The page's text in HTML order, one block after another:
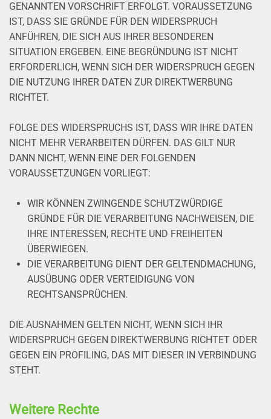
GENANNTEN VORSCHRIFT ERFOLGT. VORAUSSETZUNG
IST, DASS SIE GRÜNDE FÜR DEN WIDERSPRUCH
ANFÜHREN, DIE SICH AUS IHRER BESONDEREN
SITUATION ERGEBEN. EINE BEGRÜNDUNG IST NICHT
ERFORDERLICH, WENN SICH DER WIDERSPRUCH GEGEN
DIE NUTZUNG IHRER DATEN ZUR DIREKTWERBUNG
RICHTET.
FOLGE DES WIDERSPRUCHS IST, DASS WIR IHRE DATEN
NICHT MEHR VERARBEITEN DÜRFEN. DAS GILT NUR
DANN NICHT, WENN EINE DER FOLGENDEN
VORAUSSETZUNGEN VORLIEGT:
WIR KÖNNEN ZWINGENDE SCHUTZWÜRDIGE
GRÜNDE FÜR DIE VERARBEITUNG NACHWEISEN, DIE
IHRE INTERESSEN, RECHTE UND FREIHEITEN
ÜBERWIEGEN.
DIE VERARBEITUNG DIENT DER GELTENDMACHUNG,
AUSÜBUNG ODER VERTEIDIGUNG VON
RECHTSANSPRÜCHEN.
DIE AUSNAHMEN GELTEN NICHT, WENN SICH IHR
WIDERSPRUCH GEGEN DIREKTWERBUNG RICHTET ODER
GEGEN EIN PROFILING, DAS MIT DIESER IN VERBINDUNG
STEHT.
Weitere Rechte